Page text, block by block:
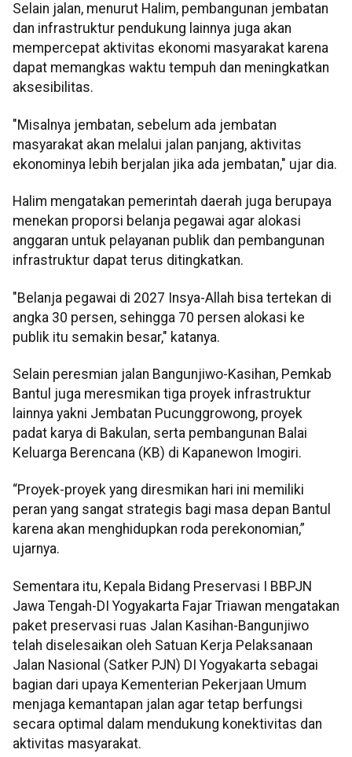
Selain jalan, menurut Halim, pembangunan jembatan
dan infrastruktur pendukung lainnya juga akan
mempercepat aktivitas ekonomi masyarakat karena
dapat memangkas waktu tempuh dan meningkatkan
aksesibilitas.
"Misalnya jembatan, sebelum ada jembatan
masyarakat akan melalui jalan panjang, aktivitas
ekonominya lebih berjalan jika ada jembatan," ujar dia.
Halim mengatakan pemerintah daerah juga berupaya
menekan proporsi belanja pegawai agar alokasi
anggaran untuk pelayanan publik dan pembangunan
infrastruktur dapat terus ditingkatkan.
"Belanja pegawai di 2027 Insya-Allah bisa tertekan di
angka 30 persen, sehingga 70 persen alokasi ke
publik itu semakin besar," katanya.
Selain peresmian jalan Bangunjiwo-Kasihan, Pemkab
Bantul juga meresmikan tiga proyek infrastruktur
lainnya yakni Jembatan Pucunggrowong, proyek
padat karya di Bakulan, serta pembangunan Balai
Keluarga Berencana (KB) di Kapanewon Imogiri.
“Proyek-proyek yang diresmikan hari ini memiliki
peran yang sangat strategis bagi masa depan Bantul
karena akan menghidupkan roda perekonomian,”
ujarnya.
Sementara itu, Kepala Bidang Preservasi I BBPJN
Jawa Tengah-DI Yogyakarta Fajar Triawan mengatakan
paket preservasi ruas Jalan Kasihan-Bangunjiwo
telah diselesaikan oleh Satuan Kerja Pelaksanaan
Jalan Nasional (Satker PJN) DI Yogyakarta sebagai
bagian dari upaya Kementerian Pekerjaan Umum
menjaga kemantapan jalan agar tetap berfungsi
secara optimal dalam mendukung konektivitas dan
aktivitas masyarakat.